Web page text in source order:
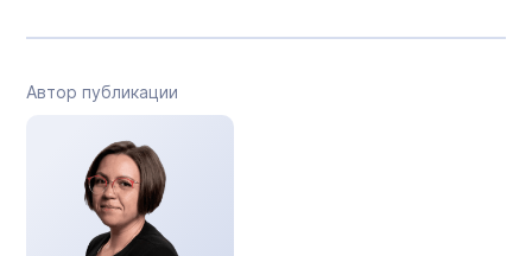
Автор публикации